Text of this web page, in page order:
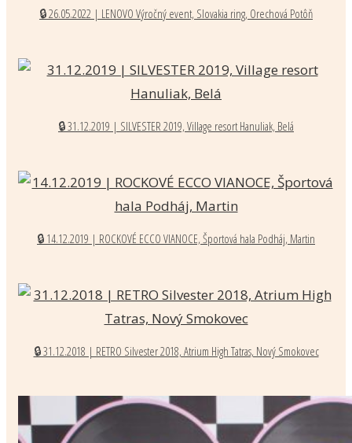
🔒 26.05.2022 | LENOVO Výročný event, Slovakia ring, Orechová Potôň
🔒 31.12.2019 | SILVESTER 2019, Village resort Hanuliak, Belá
🔒 14.12.2019 | ROCKOVÉ ECCO VIANOCE, Športová hala Podháj, Martin
🔒 31.12.2018 | RETRO Silvester 2018, Atrium High Tatras, Nový Smokovec